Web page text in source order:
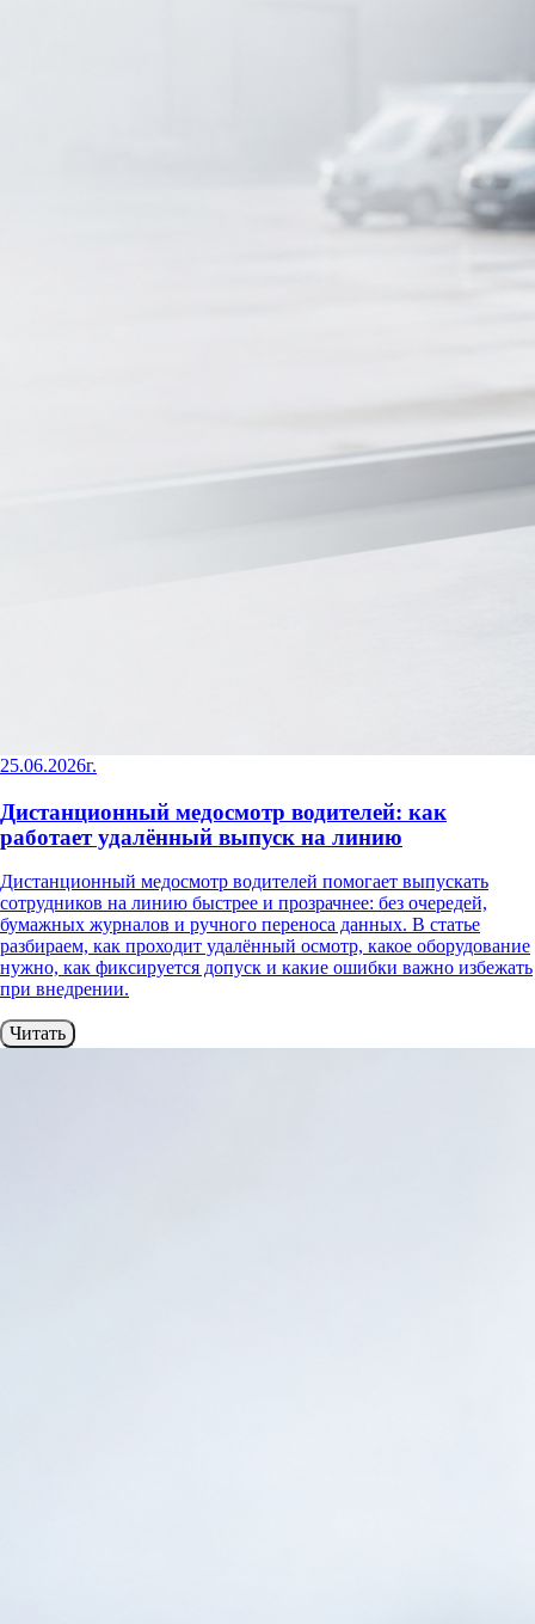
25.06.2026г.
Дистанционный медосмотр водителей: как
работает удалённый выпуск на линию
Дистанционный медосмотр водителей помогает выпускать
сотрудников на линию быстрее и прозрачнее: без очередей,
бумажных журналов и ручного переноса данных. В статье
разбираем, как проходит удалённый осмотр, какое оборудование
нужно, как фиксируется допуск и какие ошибки важно избежать
при внедрении.
Читать